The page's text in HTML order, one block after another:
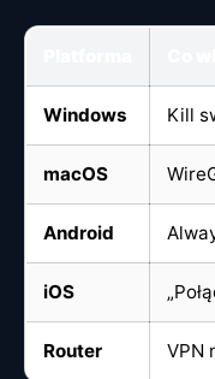
Windows Kill
macOS
Android
iOS
Router VPN